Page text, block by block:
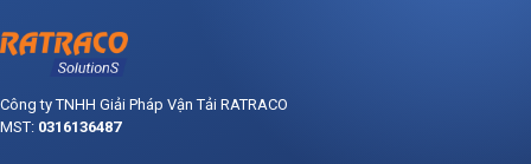
Công ty TNHH Giải Pháp Vận Tải RATRACO
MST: 0316136487